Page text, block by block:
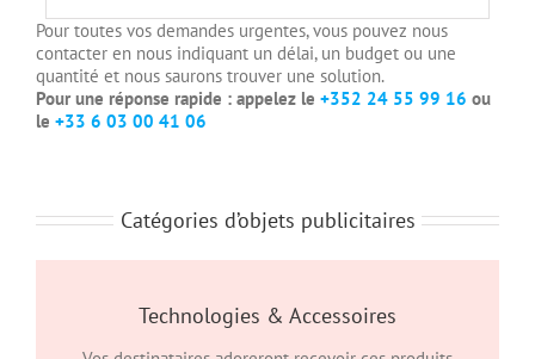
Pour toutes vos demandes urgentes, vous pouvez nous
contacter en nous indiquant un délai, un budget ou une
quantité et nous saurons trouver une solution.
Pour une réponse rapide : appelez le +352 24 55 99 16 ou
le +33 6 03 00 41 06
Catégories d’objets publicitaires
Technologies & Accessoires